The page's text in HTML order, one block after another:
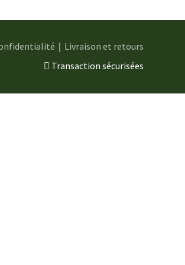
｜ Livraison et retours
Transaction sécurisées